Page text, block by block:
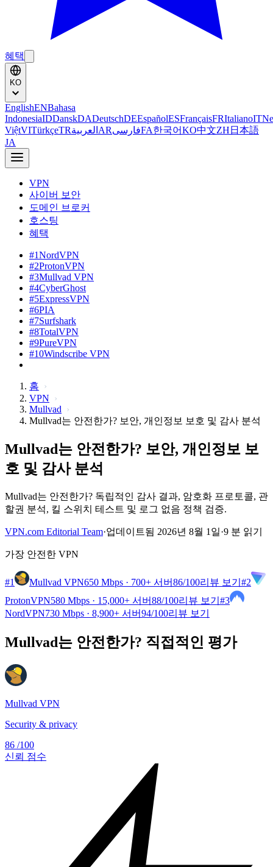
혜택
KO
EnglishENBahasa
IndonesiaIDDanskDADeutschDEEspañolESFrançaisFRItalianoIT
ViệtVITürkçeTRالعربية ARفارسیFA한국어KO中文ZH 日本語
JA
VPN
사이버 보안
도메인 브로커
호스팅
혜택
#1NordVPN
#2ProtonVPN
#3Mullvad VPN
#4CyberGhost
#5ExpressVPN
#6PIA
#7Surfshark
#8TotalVPN
#9PureVPN
#10Windscribe VPN
홈
VPN
Mullvad
Mullvad는 안전한가? 보안, 개인정보 보호 및 감사 분석
Mullvad는 안전한가? 보안, 개인정보 보
호 및 감사 분석
Mullvad는 안전한가? 독립적인 감사 결과, 암호화 프로토콜, 관
할권 분석, 킬 스위치 테스트 및 로그 없음 정책 검증.
VPN.com Editorial Team·업데이트됨 2026년 8월 1일·9 분 읽기
가장 안전한 VPN
#1 Mullvad VPN650 Mbps · 700+ 서버86/100리뷰 보기 #2
ProtonVPN580 Mbps · 15,000+ 서버88/100리뷰 보기 #3
NordVPN730 Mbps · 8,900+ 서버94/100리뷰 보기
Mullvad는 안전한가? 직접적인 평가
Mullvad VPN
Security & privacy
86 /100
신뢰 점수